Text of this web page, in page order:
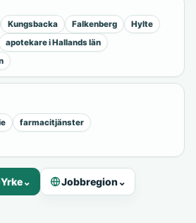
Kungsbacka Falkenberg
Hylte
apotekare i Hallands län
farmacitjänster
Yrke⌄ Jobbregion⌄